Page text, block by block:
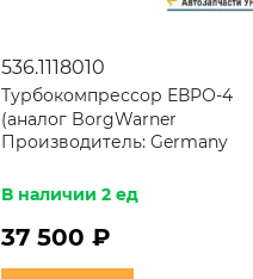
536.1118010
Турбокомпрессор ЕВРО-4
(аналог BorgWarner
12709880067) 53602.1118010-
Производитель: Germany
В наличии 2 ед
37 500 ₽